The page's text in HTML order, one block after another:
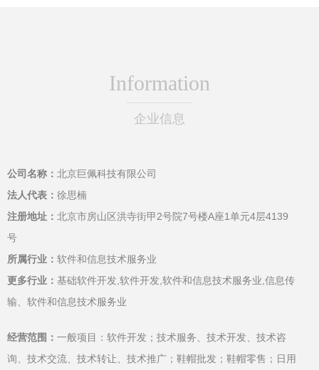
Information
企业信息
公司名称： 北京巨佩科技有限公司
法人代表： 徐思楠
注册地址： 北京市房山区洪寺街甲2号院7号楼A座1单元4层4139
号
所属行业： 软件和信息技术服务业
更多行业： 基础软件开发,软件开发,软件和信息技术服务业,信息传
输、软件和信息技术服务业
经营范围： 一般项目：软件开发；技术服务、技术开发、技术咨
询、技术交流、技术转让、技术推广；鞋帽批发；鞋帽零售；日用